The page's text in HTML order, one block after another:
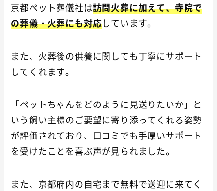
京都ペット葬儀社は訪問火葬に加えて、寺院で
の葬儀・火葬にも対応しています。
また、火葬後の供養に関しても丁寧にサポート
してくれます。
「ペットちゃんをどのように見送りたいか」と
いう飼い主様のご要望に寄り添ってくれる姿勢
が評価されており、口コミでも手厚いサポート
を受けたことを喜ぶ声が見られました。
また、京都府内の自宅まで無料で送迎に来てく